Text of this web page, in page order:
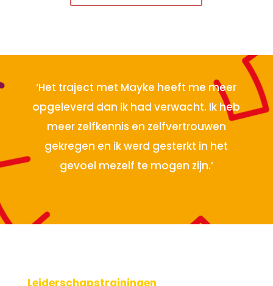
‘Het traject met Mayke heeft me meer
opgeleverd dan ik had verwacht. Ik heb
meer zelfkennis en zelfvertrouwen
gekregen en ik werd gesterkt in het
gevoel mezelf te mogen zijn.’
Leiderschapstrainingen